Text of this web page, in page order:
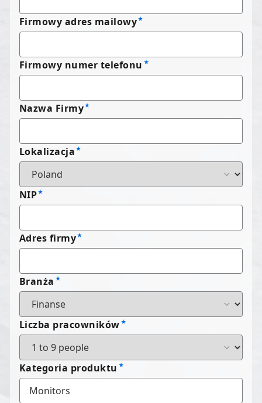
Firmowy adres mailowy
Firmowy numer telefonu
Nazwa Firmy
Lokalizacja
NIP
Adres firmy
Branża
Liczba pracowników
Kategoria produktu